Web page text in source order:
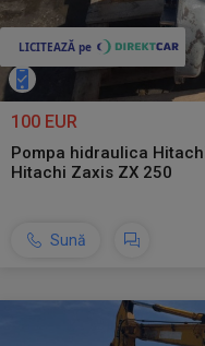
100 EUR
Pompa hidraulica
Hitachi Zaxis ZX 250
Sună